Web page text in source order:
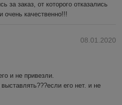
за заказ, от которого отказались
очень качественно!!!
08.01.2020
и не привезли.
его нет. и не